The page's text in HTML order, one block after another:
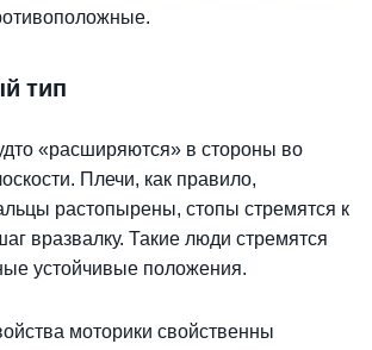
тип
«расширяются» в стороны во
Плечи, как правило,
растопырены, стопы стремятся к
вразвалку. Такие люди стремятся
устойчивые положения.
моторики свойственны